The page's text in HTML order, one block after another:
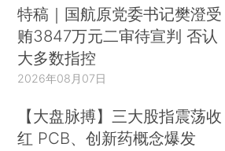
特稿｜国航原党委书记樊澄受
贿3847万元二审待宣判 否认
大多数指控
2026年08月07日
【大盘脉搏】三大股指震荡收
红 PCB、创新药概念爆发